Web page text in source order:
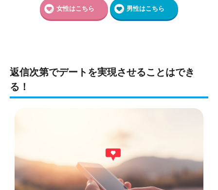
女性はこちら 男性はこちら
返信次第でデートを実現させることはでき
る！